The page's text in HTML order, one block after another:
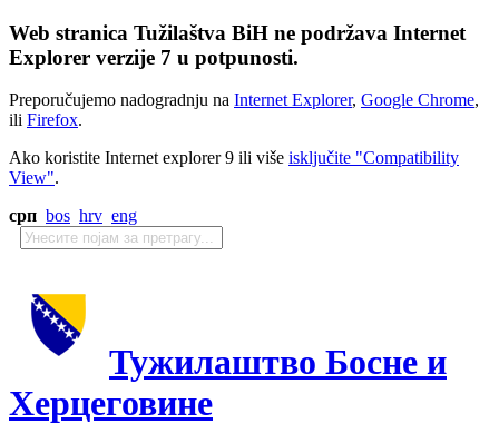
Web stranica Tužilaštva BiH ne podržava Internet
Explorer verzije 7 u potpunosti.
Preporučujemo nadogradnju na Internet Explorer, Google Chrome,
ili Firefox.
Ako koristite Internet explorer 9 ili više isključite "Compatibility
View".
срп bos hrv eng
Тужилаштво Босне и
Херцеговине